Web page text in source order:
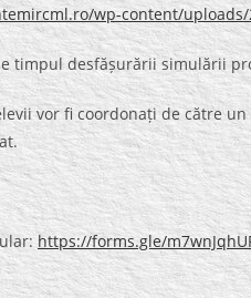
wp-content/
timpul desfășurării simulării
vor fi coordonați de către
https://forms.gle/